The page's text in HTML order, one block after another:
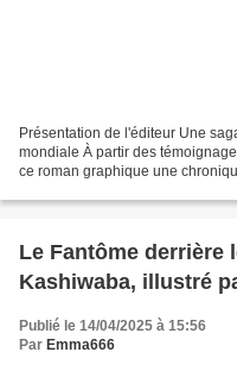
Présentation de l'éditeur Une
mondiale À partir des
ce roman graphique une
Le Fantôme derrière
Kashiwaba, illustré
Publié le 14/04/2025 à 15:56
Par Emma666